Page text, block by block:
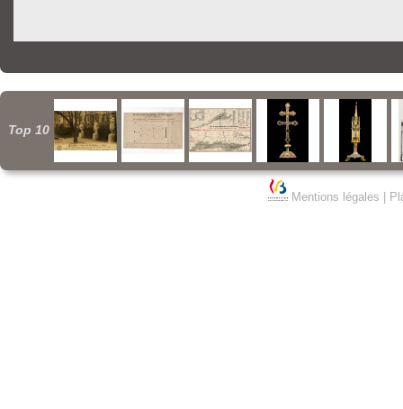
Top 10
Mentions légales